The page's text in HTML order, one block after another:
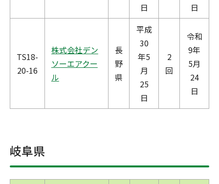
日
日
TS18-
20-16
株式会社デン
ソーエアクー
ル
長
野
県
平成
30
年5
月
25
日
2
回
令和
9年
5月
24
日
岐阜県